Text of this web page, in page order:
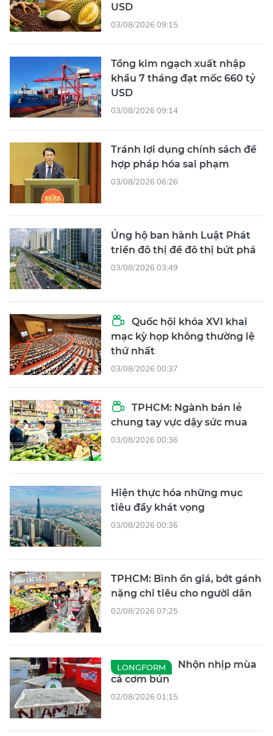
USD
03/08/2026 09:15
Tổng kim ngạch xuất nhập
khẩu 7 tháng đạt mốc 660 tỷ
USD
03/08/2026 09:14
Tránh lợi dụng chính sách để
hợp pháp hóa sai phạm
03/08/2026 06:26
Ủng hộ ban hành Luật Phát
triển đô thị để đô thị bứt phá
03/08/2026 03:49
Quốc hội khóa XVI khai
mạc kỳ họp không thường lệ
thứ nhất
03/08/2026 00:37
TPHCM: Ngành bán lẻ
chung tay vực dậy sức mua
03/08/2026 00:36
Hiện thực hóa những mục
tiêu đầy khát vọng
03/08/2026 00:36
TPHCM: Bình ổn giá, bớt gánh
nặng chi tiêu cho người dân
02/08/2026 07:25
LONGFORM
Nhộn nhịp mùa
cá cơm bún
02/08/2026 01:15